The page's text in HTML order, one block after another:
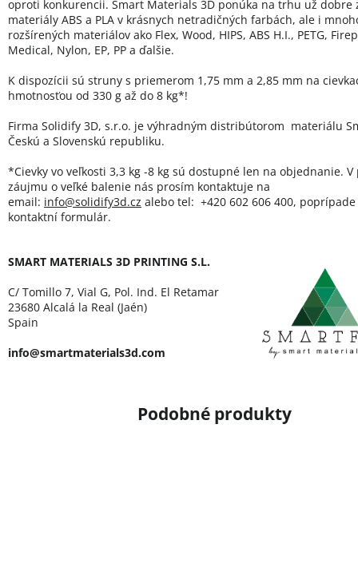
oproti konkurencii. Smart Materials 3D ponúka na trhu už dobre
materiály ABS a PLA v krásnych netradičných farbách, ale i
rozšírených materiálov ako Flex, Wood, HIPS, ABS H.I., PETG,
Medical, Nylon, EP, PP a ďalšie.
K dispozícii sú struny s priemerom 1,75 mm a 2,85 mm na
hmotnosťou od 330 g až do 8 kg*!
Firma Solidify 3D, s.r.o. je výhradným distribútorom materiálu
Českú a Slovenskú republiku.
*Cievky vo veľkosti 3,3 kg -8 kg sú dostupné len na objednanie.
záujmu o veľké balenie nás prosím kontaktuje na
email: info@solidify3d.cz alebo tel: +420 602 606 400,
kontaktní formulár.
SMART MATERIALS 3D PRINTING S.L.
C/ Tomillo 7, Vial G, Pol. Ind. El Retamar
23680 Alcalá la Real (Jaén)
Spain
info@smartmaterials3d.com